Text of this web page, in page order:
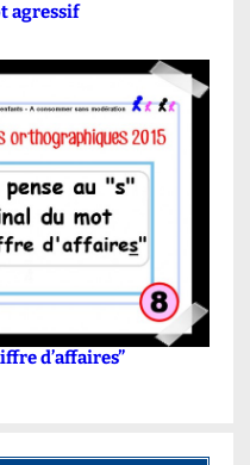
agressif
d’affaires”